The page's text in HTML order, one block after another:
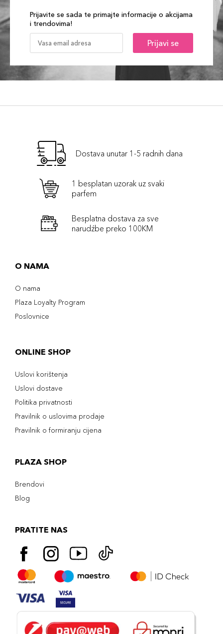
Prijavite se sada te primajte informacije o akcijama
i trendovima!
Prijavi se
Dostava unutar 1-5 radnih dana
1 besplatan uzorak uz svaki
parfem
Besplatna dostava za sve
narudźbe preko 100KM
O NAMA
O nama
Plaza Loyalty Program
Poslovnice
ONLINE SHOP
Uslovi korištenja
Uslovi dostave
Politika privatnosti
Pravilnik o uslovima prodaje
Pravilnik o formiranju cijena
PLAZA SHOP
Brendovi
Blog
PRATITE NAS